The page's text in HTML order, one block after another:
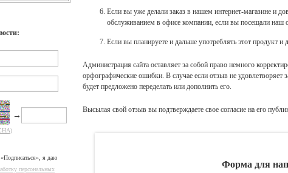
→
я даю
персональных
Если вы уже делали заказ в нашем интернет-магазине и
обслуживанием в офисе компании, если вы посещали наш
Если вы планируете и дальше употреблять этот продукт
Администрация сайта оставляет за собой право немного
орфографические ошибки. В случае если отзыв не удовлетворяет
будет предложено переделать или дополнить его.
Высылая свой отзыв вы подтверждаете свое согласие на его
Форма для